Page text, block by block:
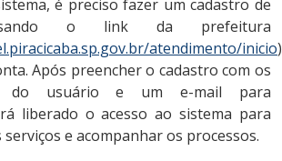
é preciso fazer um cadastro de
o link da prefeitura
atendimento/inicio)
Após preencher o cadastro com os
do usuário e um e-mail para
liberado o acesso ao sistema para
e acompanhar os processos.